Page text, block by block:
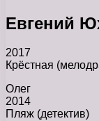
Евгений
2017
Крёстная
Олег
2014
Пляж (детектив)